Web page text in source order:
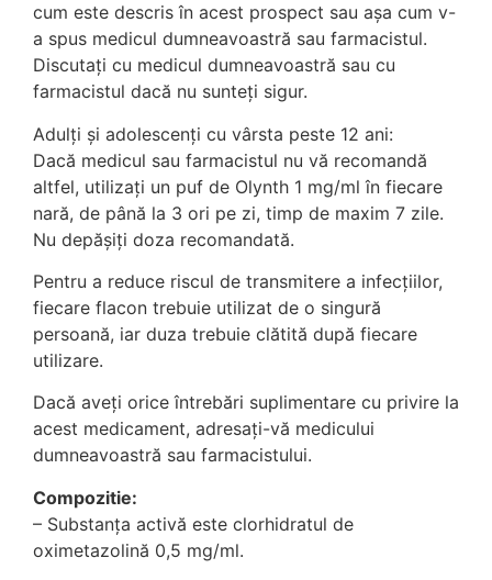
cum este descris în acest prospect sau așa cum v-
a spus medicul dumneavoastră sau farmacistul.
Discutați cu medicul dumneavoastră sau cu
farmacistul dacă nu sunteți sigur.
Adulţi şi adolescenţi cu vârsta peste 12 ani:
Dacă medicul sau farmacistul nu vă recomandă
altfel, utilizaţi un puf de Olynth 1 mg/ml în fiecare
nară, de până la 3 ori pe zi, timp de maxim 7 zile.
Nu depăşiţi doza recomandată.
Pentru a reduce riscul de transmitere a infecțiilor,
fiecare flacon trebuie utilizat de o singură
persoană, iar duza trebuie clătită după fiecare
utilizare.
Dacă aveți orice întrebări suplimentare cu privire la
acest medicament, adresați-vă medicului
dumneavoastră sau farmacistului.
Compozitie:
– Substanța activă este clorhidratul de
oximetazolină 0,5 mg/ml.